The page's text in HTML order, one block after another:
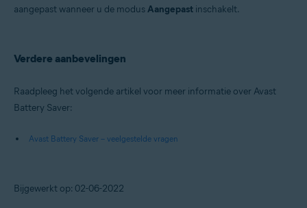
aangepast wanneer u de modusAangepast inschakelt.
Verdere aanbevelingen
Raadpleeg het volgende artikel voor meer informatie over Avast
Battery Saver:
Avast Battery Saver – veelgestelde vragen
Bijgewerkt op: 02-06-2022